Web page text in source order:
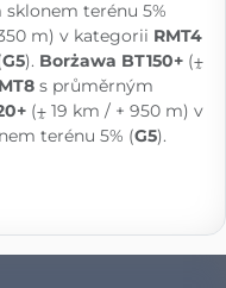
terénu 5%
m) v kategorii RMT4
G5). Borżawa BT150+ (⨦
s průměrným
(⨦ 19 km / + 950 m) v
terénu 5% (G5).